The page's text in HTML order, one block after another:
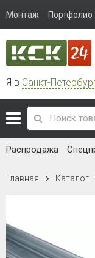
Монтаж Портфолио
Я в Санкт-
Распродажа
Главная Каталог